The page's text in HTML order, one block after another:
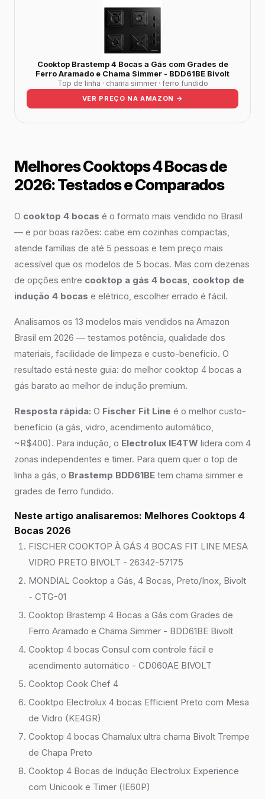
Cooktop Brastemp 4 Bocas a Gás com Grades de
Ferro Aramado e Chama Simmer - BDD61BE Bivolt
Top de linha · chama simmer · ferro fundido
VER PREÇO NA AMAZON →
Melhores Cooktops 4 Bocas de
2026: Testados e Comparados
O cooktop 4 bocas é o formato mais vendido no Brasil
— e por boas razões: cabe em cozinhas compactas,
atende famílias de até 5 pessoas e tem preço mais
acessível que os modelos de 5 bocas. Mas com dezenas
de opções entre cooktop a gás 4 bocas, cooktop de
indução 4 bocas e elétrico, escolher errado é fácil.
Analisamos os 13 modelos mais vendidos na Amazon
Brasil em 2026 — testamos potência, qualidade dos
materiais, facilidade de limpeza e custo-benefício. O
resultado está neste guia: do melhor cooktop 4 bocas a
gás barato ao melhor de indução premium.
Resposta rápida: O Fischer Fit Line é o melhor custo-
benefício (a gás, vidro, acendimento automático,
~R$400). Para indução, o Electrolux IE4TW lidera com 4
zonas independentes e timer. Para quem quer o top de
linha a gás, o Brastemp BDD61BE tem chama simmer e
grades de ferro fundido.
Neste artigo analisaremos: Melhores Cooktops 4
Bocas 2026
FISCHER COOKTOP À GÁS 4 BOCAS FIT LINE MESA
VIDRO PRETO BIVOLT - 26342-57175
MONDIAL Cooktop a Gás, 4 Bocas, Preto/Inox, Bivolt
- CTG-01
Cooktop Brastemp 4 Bocas a Gás com Grades de
Ferro Aramado e Chama Simmer - BDD61BE Bivolt
Cooktop 4 bocas Consul com controle fácil e
acendimento automático - CD060AE BIVOLT
Cooktop Cook Chef 4
Cooktpo Electrolux 4 bocas Efficient Preto com Mesa
de Vidro (KE4GR)
Cooktop 4 bocas Chamalux ultra chama Bivolt Trempe
de Chapa Preto
Cooktop 4 Bocas de Indução Electrolux Experience
com Unicook e Timer (IE60P)